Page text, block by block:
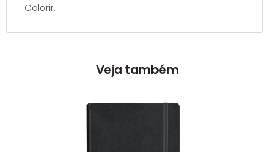
Colorir.
Veja também